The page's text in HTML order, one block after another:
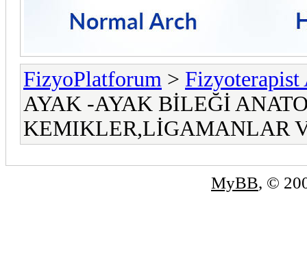
FizyoPlatforum > Fizyoterapist
AYAK -AYAK BİLEĞİ
KEMIKLER,LİGAMANLAR
MyBB, ©